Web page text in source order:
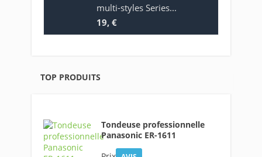
multi-styles Series...
19, €
TOP PRODUITS
Tondeuse professionnelle
Panasonic ER-1611